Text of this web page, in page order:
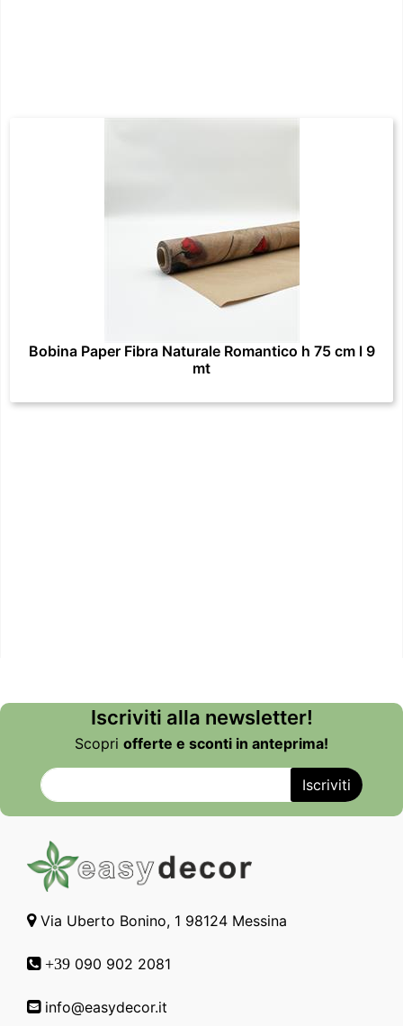
Bobina Paper Fibra Naturale Romantico h 75 cm l 9
mt
Iscriviti alla newsletter!
Scopri offerte e sconti in anteprima!
Via Uberto Bonino, 1 98124 Messina
+39 090 902 2081
info@easydecor.it